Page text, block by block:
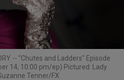
-- "Chutes and Ladders" Episode
14, 10:00 pm/ep) Pictured: Lady
Tenner/FX